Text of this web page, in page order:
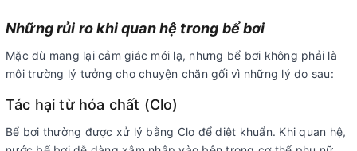
Những rủi ro khi quan hệ trong bể bơi
Mặc dù mang lại cảm giác mới lạ, nhưng bể bơi không phải là
môi trường lý tưởng cho chuyện chăn gối vì những lý do sau:
Tác hại từ hóa chất (Clo)
Bể bơi thường được xử lý bằng Clo để diệt khuẩn. Khi quan hệ,